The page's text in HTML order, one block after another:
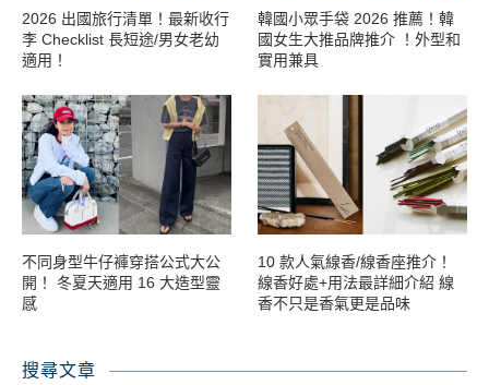
2026 出國旅行清單！最新收行
李 Checklist 長短途/男女老幼
適用！
韓國小眾手袋 2026 推薦！韓
國女生大推品牌推介 ！外型和
實用兼具
不同身型牛仔褲穿搭公式大公
開！ 冬夏天適用 16 大造型靈
感
10 款人氣線香/線香座推介！
線香好處+用法最詳細介紹 線
香不只是香氣更是品味
搜尋文章